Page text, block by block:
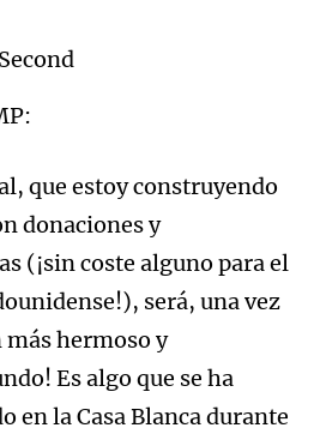
que estoy construyendo
donaciones y
(¡sin coste alguno para el
será, una vez
hermoso y
Es algo que se ha
en la Casa Blanca durante